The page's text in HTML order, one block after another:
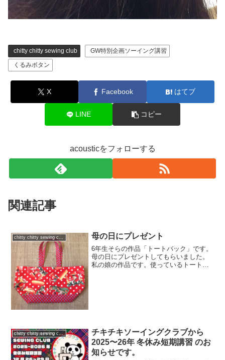
chitty chitty sewing club
GW特別企画ソーイング講習
くるみボタン
X Facebook はてブ
LINE コピー
acousticをフォローする
関連記事
chitty chitty sewing club 母の日にプレゼント
6年生そらの作品「トートバック」です。
母の日にプレゼントしてもらいました。
私の娘の作品です。使っているトートバ
chitty chitty sewing club
チキチキソーイングクラブから
2025〜26年 冬休み短期講習 のお
知らせです。